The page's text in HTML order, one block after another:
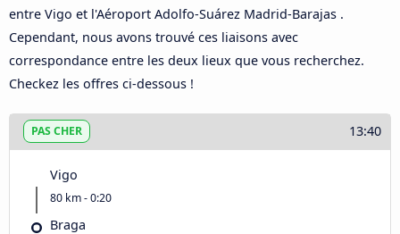
entre Vigo et l'Aéroport Adolfo-Suárez Madrid-Barajas .
Cependant, nous avons trouvé ces liaisons avec
correspondance entre les deux lieux que vous recherchez.
Checkez les offres ci-dessous !
PAS CHER 13:40
Vigo
80 km - 0:20
Braga